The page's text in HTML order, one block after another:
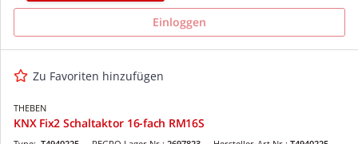
Einloggen
Zu Favoriten hinzufügen
THEBEN
KNX Fix2 Schaltaktor 16-fach RM16S